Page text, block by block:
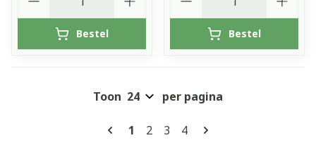
Bestel Bestel
Pagina's
U lees momenteel pagina
1 Pagina
2 Pagina
3 Pagina
4
Toon per pagina